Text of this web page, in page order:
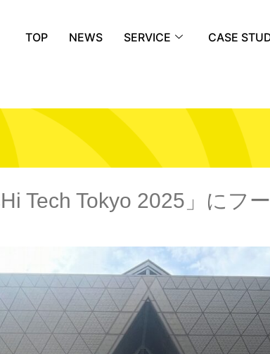
TOP NEWS SERVICE CASE
Tech Tokyo 2025」にフ